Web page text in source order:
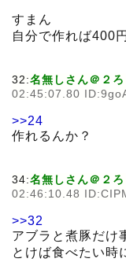
すまん
自分で作れば400
32:名無しさん＠２
02:45:07.80
>>24
作れるんか？
34:名無しさん＠２
02:46:10.48
>>32
アブラと煮豚だけ
とけば食べたい時